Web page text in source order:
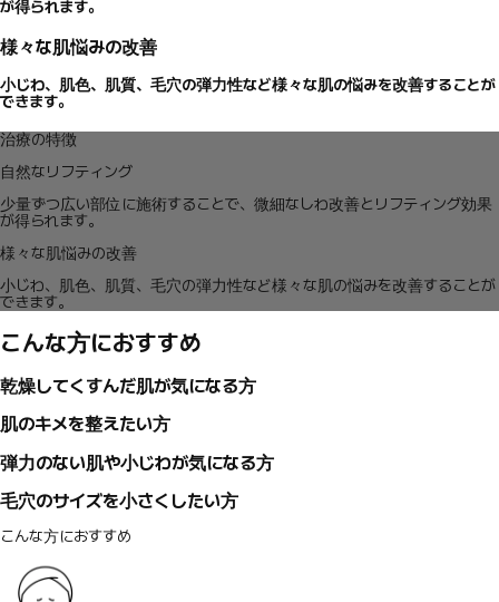
が得られます。
様々な肌悩みの改善
小じわ、肌色、肌質、毛穴の弾力性など様々な肌の悩みを改善することが
できます。
治療の特徴
自然なリフティング
少量ずつ広い部位に施術することで、微細なしわ改善とリフティング効果
が得られます。
様々な肌悩みの改善
小じわ、肌色、肌質、毛穴の弾力性など様々な肌の悩みを改善することが
できます。
こんな方におすすめ
乾燥してくすんだ肌が気になる方
肌のキメを整えたい方
弾力のない肌や小じわが気になる方
毛穴のサイズを小さくしたい方
こんな方におすすめ